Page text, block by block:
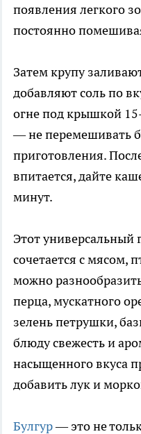
появления легкого
постоянно
Затем крупу
добавляют соль по
огне под крышкой
— не перемешивать
приготовления.
впитается, дайте
минут.
Этот универсальный
сочетается с мясом,
можно
перца, мускатного
зелень петрушки,
блюду свежесть и
насыщенного вкуса
добавить лук и
Булгур— это не